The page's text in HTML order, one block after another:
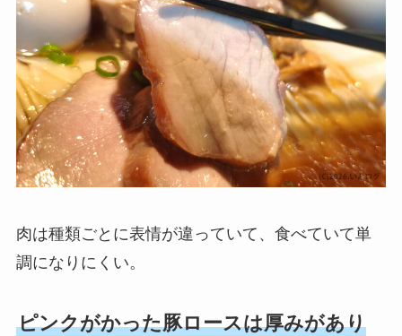
肉は種類ごとに表情が違っていて、食べていて単
調になりにくい。
ピンクがかった豚ロースは厚みがあり